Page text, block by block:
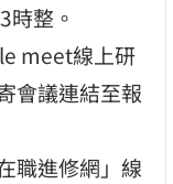
時整。
meet線上研
會議連結至報
職進修網」線